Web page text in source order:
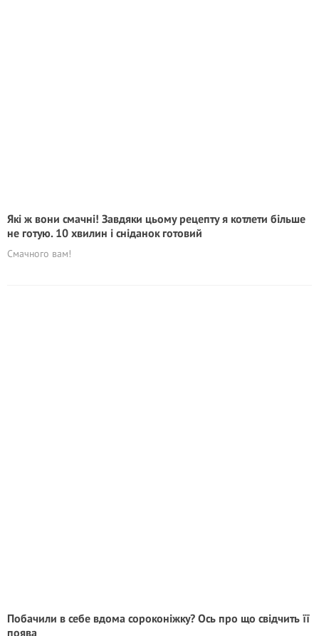
Які ж вони смачні! Завдяки цьому рецепту я котлети більше
не готую. 10 хвилин і сніданок готовий
Смачного вам!
Побачили в себе вдома сороконіжку? Ось про що свідчить її
поява